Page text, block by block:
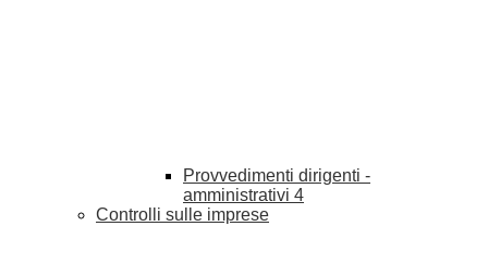
Provvedimenti dirigenti -
amministrativi 4
Controlli sulle imprese